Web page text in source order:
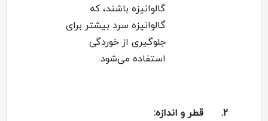
گالوانیزه باشند، که
گالوانیزه سرد بیشتر برای
جلوگیری از خوردگی
استفاده می‌شود.
2. قطر و اندازه: